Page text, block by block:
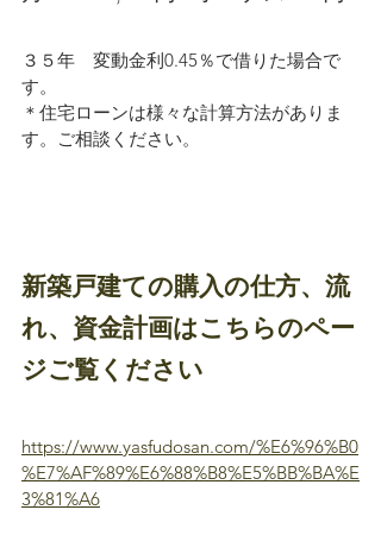
３５年　変動金利0.45％で借りた場合で
す。
＊住宅ローンは様々な計算方法がありま
す。ご相談ください。
新築戸建ての購入の仕方、流
れ、資金計画はこちらのペー
ジご覧ください
https://www.yasfudosan.com/%E6%96%B0
%E7%AF%89%E6%88%B8%E5%BB%BA%E
3%81%A6